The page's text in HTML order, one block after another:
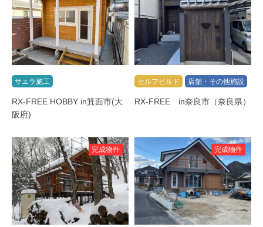
サエラ施工
RX-FREE HOBBY in箕面市(大
阪府)
セルフビルド 店舗・その他施設
RX-FREE in奈良市（奈良県）
完成物件 完成物件